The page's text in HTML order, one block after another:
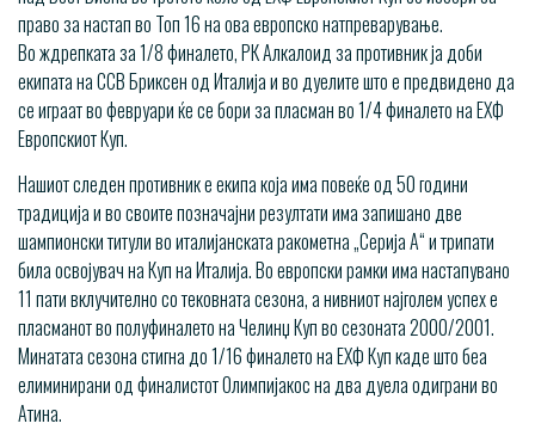
право за настап во Топ 16 на ова европско натпреварување.
Во ждрепката за 1/8 финалето, РК Алкалоид за противник ја доби
екипата на ССВ Бриксен од Италија и во дуелите што е предвидено да
се играат во февруари ќе се бори за пласман во 1/4 финалето на ЕХФ
Европскиот Куп.
Нашиот следен противник е екипа која има повеќе од 50 години
традиција и во своите позначајни резултати има запишано две
шампионски титули во италијанската ракометна „Серија А“ и трипати
била освојувач на Куп на Италија. Во европски рамки има настапувано
11 пати вклучително со тековната сезона, а нивниот најголем успех е
пласманот во полуфиналето на Челинџ Куп во сезоната 2000/2001.
Минатата сезона стигна до 1/16 финалето на ЕХФ Куп каде што беа
елиминирани од финалистот Олимпијакос на два дуела одиграни во
Атина.